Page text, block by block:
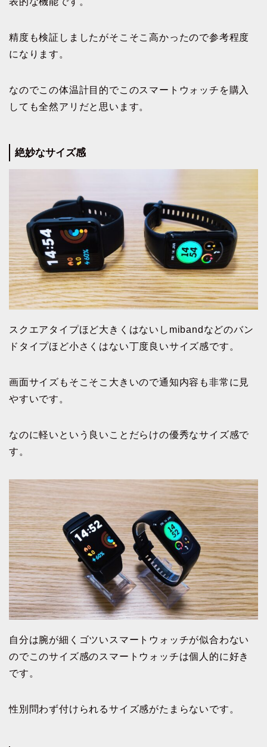
精度も検証しましたがそこそこ高かったので参考程度
になります。
なのでこの体温計目的でこのスマートウォッチを購入
しても全然アリだと思います。
絶妙なサイズ感
スクエアタイプほど大きくはないしmibandなどのバン
ドタイプほど小さくはない丁度良いサイズ感です。
画面サイズもそこそこ大きいので通知内容も非常に見
やすいです。
なのに軽いという良いことだらけの優秀なサイズ感で
す。
自分は腕が細くゴツいスマートウォッチが似合わない
のでこのサイズ感のスマートウォッチは個人的に好き
です。
性別問わず付けられるサイズ感がたまらないです。